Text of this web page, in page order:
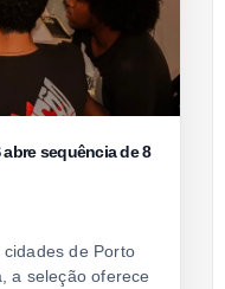
sequência de 8
de Porto
a seleção oferece